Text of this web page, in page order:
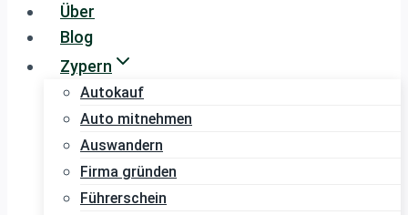
Über
Blog
Zypern
Autokauf
Auto mitnehmen
Auswandern
Firma gründen
Führerschein